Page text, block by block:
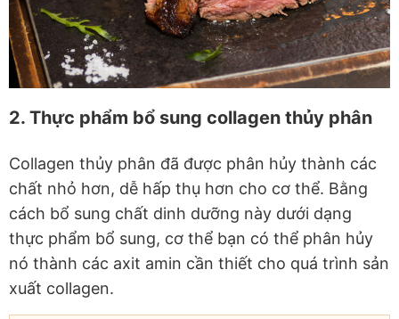
2. Thực phẩm bổ sung collagen thủy phân
Collagen thủy phân đã được phân hủy thành các
chất nhỏ hơn, dễ hấp thụ hơn cho cơ thể. Bằng
cách bổ sung chất dinh dưỡng này dưới dạng
thực phẩm bổ sung, cơ thể bạn có thể phân hủy
nó thành các axit amin cần thiết cho quá trình sản
xuất collagen.